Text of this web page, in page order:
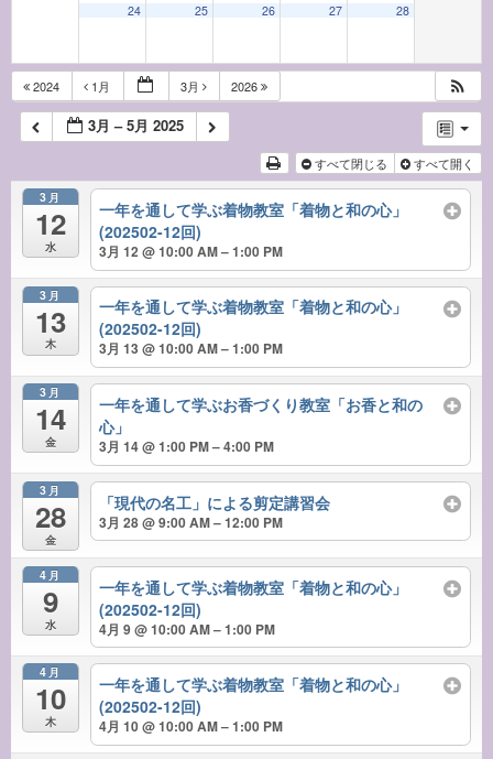
24 25 26 27 28
2024 1月 3月 2026
3月 – 5月 2025
すべて閉じる すべて開く
3月
12
水
一年を通して学ぶ着物教室「着物と和の心」
(202502-12回)
3月 12 @ 10:00 AM – 1:00 PM
3月
13
木
一年を通して学ぶ着物教室「着物と和の心」
(202502-12回)
3月 13 @ 10:00 AM – 1:00 PM
3月
14
金
一年を通して学ぶお香づくり教室「お香と和の
心」
3月 14 @ 1:00 PM – 4:00 PM
3月
28
金
「現代の名工」による剪定講習会
3月 28 @ 9:00 AM – 12:00 PM
4月
9
水
一年を通して学ぶ着物教室「着物と和の心」
(202502-12回)
4月 9 @ 10:00 AM – 1:00 PM
4月
10
木
一年を通して学ぶ着物教室「着物と和の心」
(202502-12回)
4月 10 @ 10:00 AM – 1:00 PM